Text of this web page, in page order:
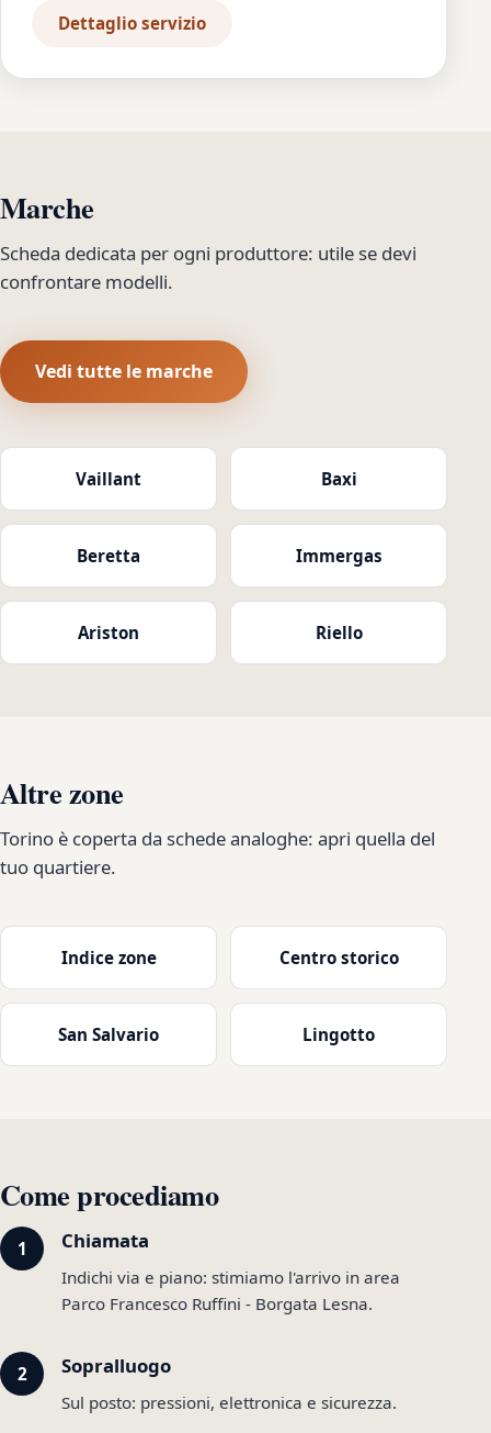
Dettaglio servizio
Marche
Scheda dedicata per ogni produttore: utile se devi
confrontare modelli.
Vedi tutte le marche
Vaillant Baxi
Beretta Immergas
Ariston Riello
Altre zone
Torino è coperta da schede analoghe: apri quella del
tuo quartiere.
Indice zone Centro storico
San Salvario Lingotto
Come procediamo
Chiamata
Indichi via e piano: stimiamo l'arrivo in area
Parco Francesco Ruffini - Borgata Lesna.
Sopralluogo
Sul posto: pressioni, elettronica e sicurezza.